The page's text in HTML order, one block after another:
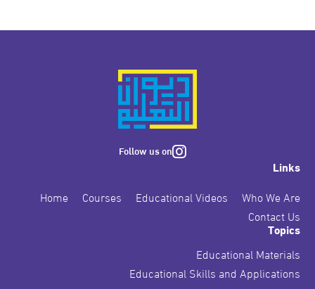
Follow us on
Topics
Educational Materials
Educational Skills and Applications
Links
Home
Courses Educational Videos
Who We Are
Contact Us